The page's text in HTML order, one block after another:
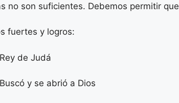
no son suficientes. Debemos permitir
fuertes y logros:
de Judá
y se abrió a Dios